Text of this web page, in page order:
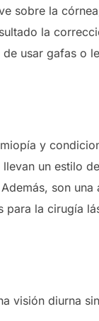
sobre la
la
usar gafas o
y
un estilo
son una
para la cirugía
visión diurna